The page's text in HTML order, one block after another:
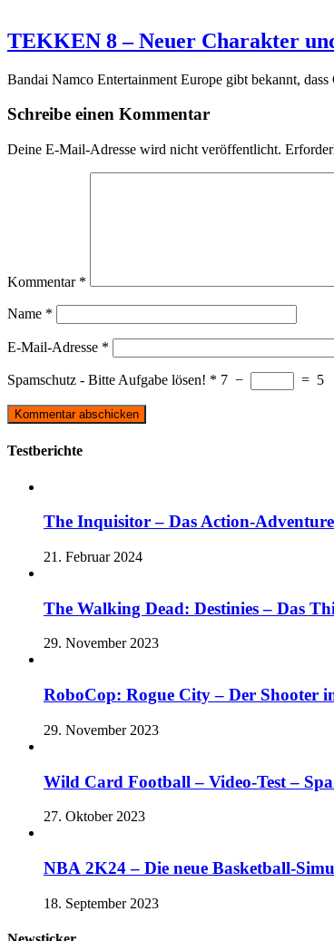
TEKKEN 8 – Neuer Charakter
Bandai Namco Entertainment Europe gibt bekannt,
Schreibe einen Kommentar
Deine E-Mail-Adresse wird nicht veröffentlicht.
Kommentar *
Name *
E-Mail-Adresse *
Spamschutz - Bitte Aufgabe lösen! * 7 − = 5
Testberichte
The Inquisitor – Das Action-
21. Februar 2024
The Walking Dead: Destinies – Das
29. November 2023
RoboCop: Rogue City – Der Shooter
29. November 2023
Wild Card Football – Video-Test –
27. Oktober 2023
NBA 2K24 – Die neue Basketball-
18. September 2023